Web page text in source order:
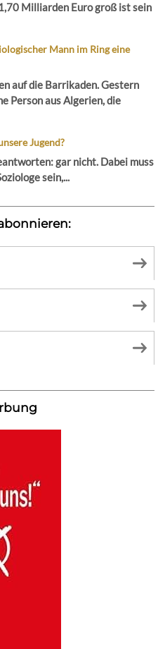
Milliarden Euro groß ist sein
Mann im Ring eine
auf die Barrikaden. Gestern
Person aus Algerien, die
Jugend?
gar nicht. Dabei muss
sein,...